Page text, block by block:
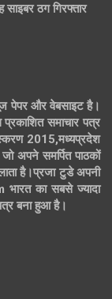
ठग गिरफ्तार
पेपर और वेबसाइट है।
समाचार पत्र
2015,मध्यप्रदेश
अपने समर्पित पाठकों
है।प्रजा टुडे अपनी
भारत का सबसे ज्यादा
बना हुआ है।